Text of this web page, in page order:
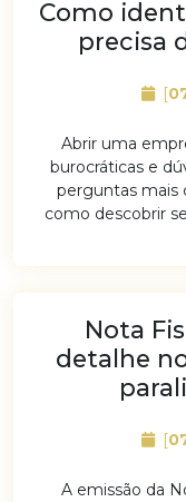
Como
precisa
[
Abrir uma
burocráticas e
perguntas mais
como descobrir
Nota
detalhe
[
A emissão da